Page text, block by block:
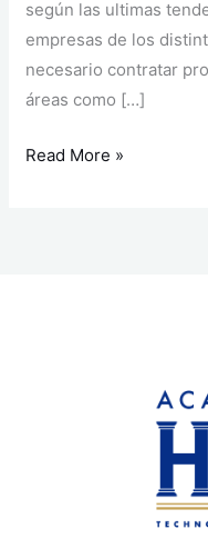
según las ultimas
empresas de los
necesario contratar
áreas como […]
Read More »